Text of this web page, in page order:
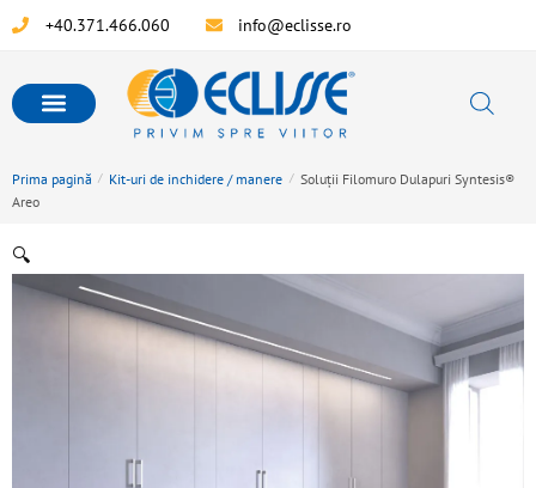
+40.371.466.060 info@eclisse.ro
Prima pagină / Kit-uri de inchidere / manere / Soluții Filomuro Dulapuri Syntesis®
Areo
🔍